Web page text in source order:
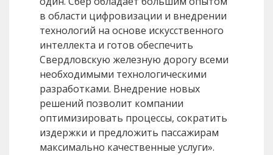
в области цифровизации и внедрении
технологий на основе искусственного
интеллекта и готов обеспечить
Свердловскую железную дорогу всеми
необходимыми технологическими
разработками. Внедрение новых
решений позволит компании
оптимизировать процессы, сократить
издержки и предложить пассажирам
максимально качественные услуги».